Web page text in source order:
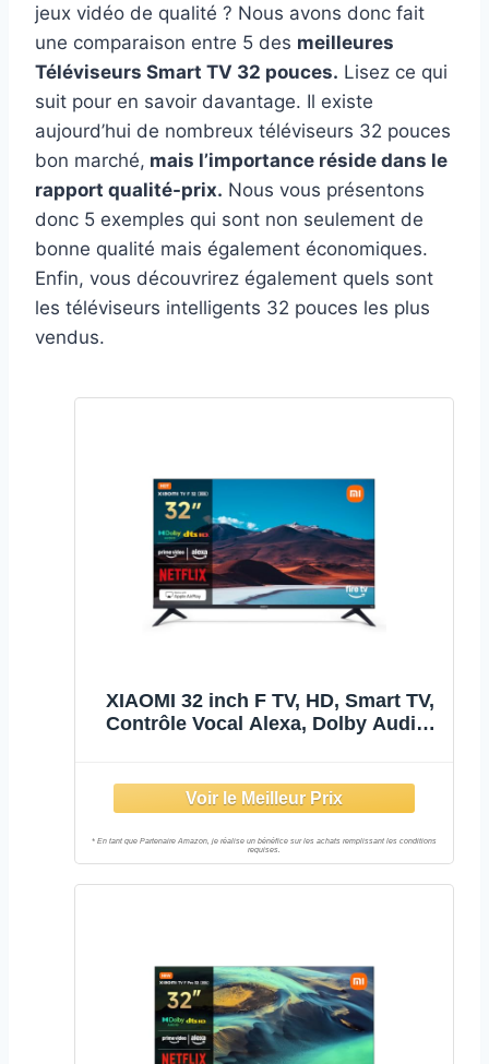
jeux vidéo de qualité ? Nous avons donc fait
une comparaison entre 5 des meilleures
Téléviseurs Smart TV 32 pouces. Lisez ce qui
suit pour en savoir davantage. Il existe
aujourd’hui de nombreux téléviseurs 32 pouces
bon marché, mais l’importance réside dans le
rapport qualité-prix. Nous vous présentons
donc 5 exemples qui sont non seulement de
bonne qualité mais également économiques.
Enfin, vous découvrirez également quels sont
les téléviseurs intelligents 32 pouces les plus
vendus.
XIAOMI 32 inch F TV, HD, Smart TV,
Contrôle Vocal Alexa, Dolby Audio,